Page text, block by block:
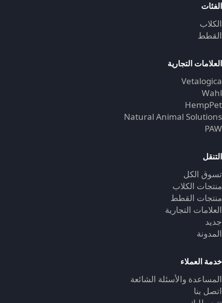
الفئات
الكلاب
القطط
العلامات التجارية
Vetalogica
Wahl
HempPet
Natural Animal Solutions
PAW
التنقل
تسوق الكل
منتجات الكلاب
منتجات القطط
العلامات التجارية
جديد
المدونة
خدمة العملاء
المساعدة والأسئلة الشائعة
اتصل بنا